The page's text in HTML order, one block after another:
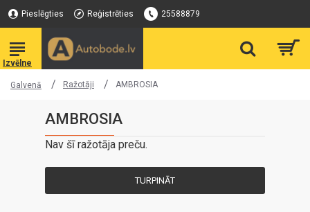
Pieslēgties Reģistrēties 25588879
Galvenā Ražotāji AMBROSIA
AMBROSIA
Nav šī ražotāja preču.
TURPINĀT